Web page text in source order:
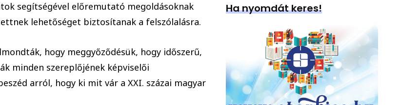
segítségével előremutató megoldásoknak
lehetőséget biztosítanak a felszólalásra.
hogy meggyőződésük, hogy időszerű,
minden szereplőjének képviselői
arról, hogy ki mit vár a XXI. százai magyar
Ha nyomdát keres!